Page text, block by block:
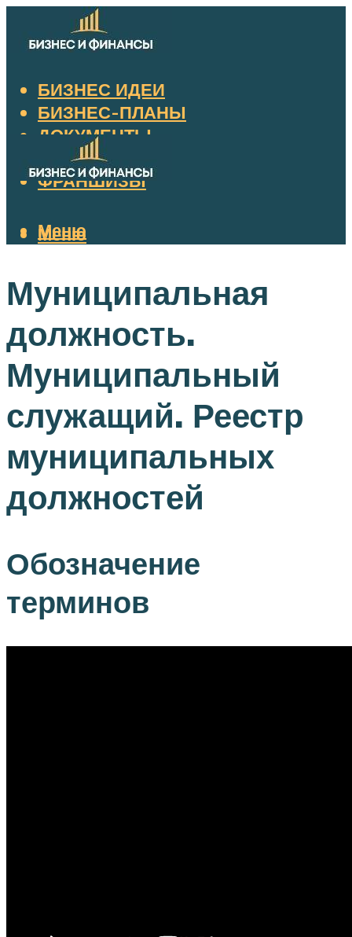
БИЗНЕС ИДЕИ
БИЗНЕС-ПЛАНЫ
ДОКУМЕНТЫ
НАЛОГИ
ФРАНШИЗЫ
Меню
Меню
Муниципальная
должность.
Муниципальный
служащий. Реестр
муниципальных
должностей
Обозначение
терминов